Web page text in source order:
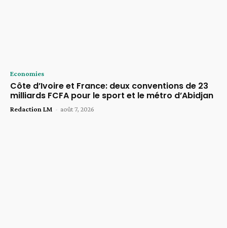
Economies
Côte d’Ivoire et France: deux conventions de 23
milliards FCFA pour le sport et le métro d’Abidjan
Redaction LM - août 7, 2026